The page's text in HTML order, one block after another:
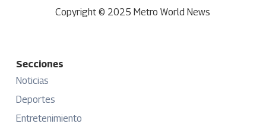
Copyright © 2025 Metro World News
Secciones
Noticias
Deportes
Entretenimiento